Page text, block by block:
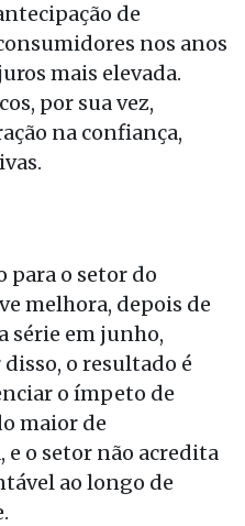
de
nos anos
mais elevada.
por sua vez,
na confiança,
para o setor do
melhora, depois de
série em junho,
o resultado é
o ímpeto de
maior de
e o setor não acredita
ao longo de